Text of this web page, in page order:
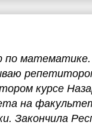
по математике.
курсе
на
Закончила